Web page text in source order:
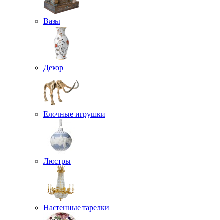
Вазы
Декор
Елочные игрушки
Люстры
Настенные тарелки